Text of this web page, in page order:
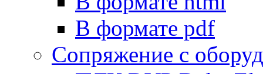
В формате pdf
Сопряжение с